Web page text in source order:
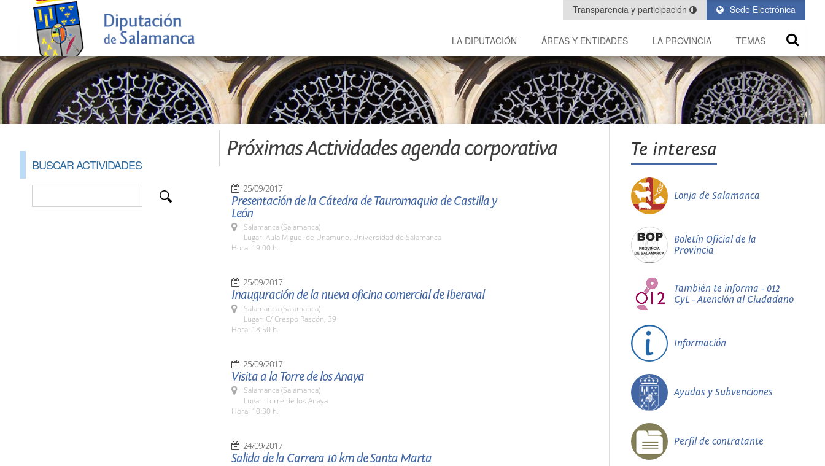
Sede Electrónica
Transparencia y participación
LA DIPUTACIÓN ÁREAS Y ENTIDADES LA PROVINCIA TEMAS
BUSCAR ACTIVIDADES
Próximas Actividades agenda corporativa
25/09/2017
Presentación de la Cátedra de Tauromaquia de Castilla y
León
Salamanca (Salamanca)
Lugar: Aula Miguel de Unamuno. Universidad de Salamanca
Hora: 19:00 h.
25/09/2017
Inauguración de la nueva oficina comercial de Iberaval
Salamanca (Salamanca)
Lugar: C/ Crespo Rascón, 39
Hora: 18:50 h.
25/09/2017
Visita a la Torre de los Anaya
Salamanca (Salamanca)
Lugar: Torre de los Anaya
Hora: 10:30 h.
24/09/2017
Salida de la Carrera 10 km de Santa Marta
Te interesa
Lonja de Salamanca
Boletín Oficial de la
Provincia
También te informa - 012
CyL - Atención al Ciudadano
Información
Ayudas y Subvenciones
Perfil de contratante